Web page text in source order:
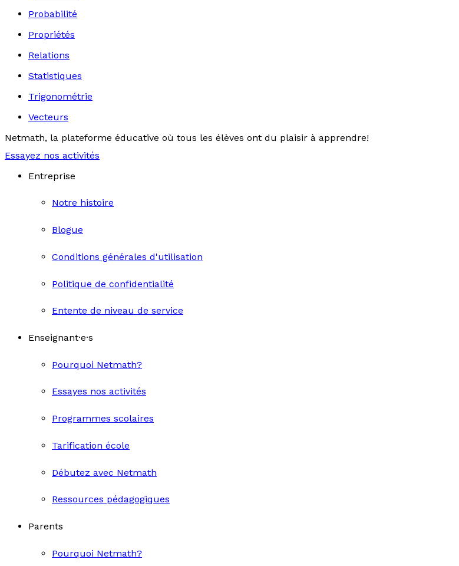
Probabilité
Propriétés
Relations
Statistiques
Trigonométrie
Vecteurs
Netmath, la plateforme éducative où tous les élèves ont du plaisir à apprendre!
Essayez nos activités
Entreprise
Notre histoire
Blogue
Conditions générales d'utilisation
Politique de confidentialité
Entente de niveau de service
Enseignant·e·s
Pourquoi Netmath?
Essayes nos activités
Programmes scolaires
Tarification école
Débutez avec Netmath
Ressources pédagogiques
Parents
Pourquoi Netmath?